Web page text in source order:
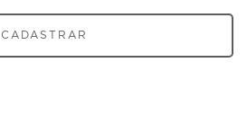
CADASTRAR